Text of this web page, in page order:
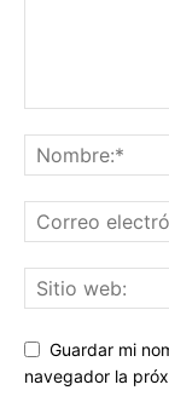
Guardar mi
navegador la